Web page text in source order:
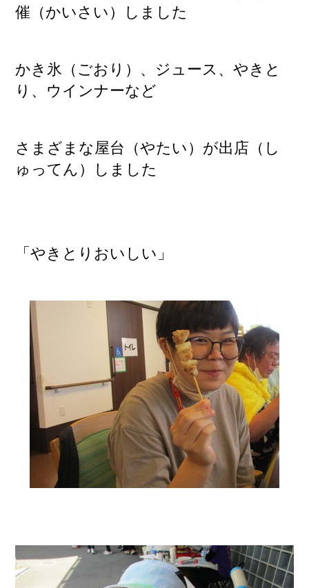
催（かいさい）しました
かき氷（ごおり）、ジュース、やきと
り、ウインナーなど
さまざまな屋台（やたい）が出店（し
ゅってん）しました
「やきとりおいしい」